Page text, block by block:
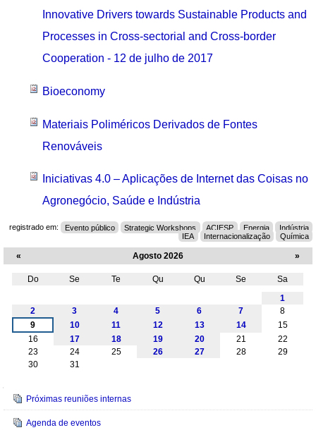
Innovative Drivers towards Sustainable Products and
Processes in Cross-sectorial and Cross-border
Cooperation - 12 de julho de 2017
Bioeconomy
Materiais Poliméricos Derivados de Fontes
Renováveis
Iniciativas 4.0 – Aplicações de Internet das Coisas no
Agronegócio, Saúde e Indústria
registrado em: Evento público Strategic Workshops ACIESP Energia
Indústria
IEA
Internacionalização Química
« Agosto 2026 »
Do Se Te Qu Qu Se
Sa
1
2
3 4 5 6 7
8
9
10 11 12 13 14
15
16
17 18 19 20 21
22
23
24 25 26 27 28
29
30
31
Navegação
Próximas reuniões internas
Agenda de eventos